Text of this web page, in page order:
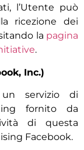
l’Utente può
ricezione dei
la pagina
.
Inc.)
servizio di
fornito da
di questa
Facebook.